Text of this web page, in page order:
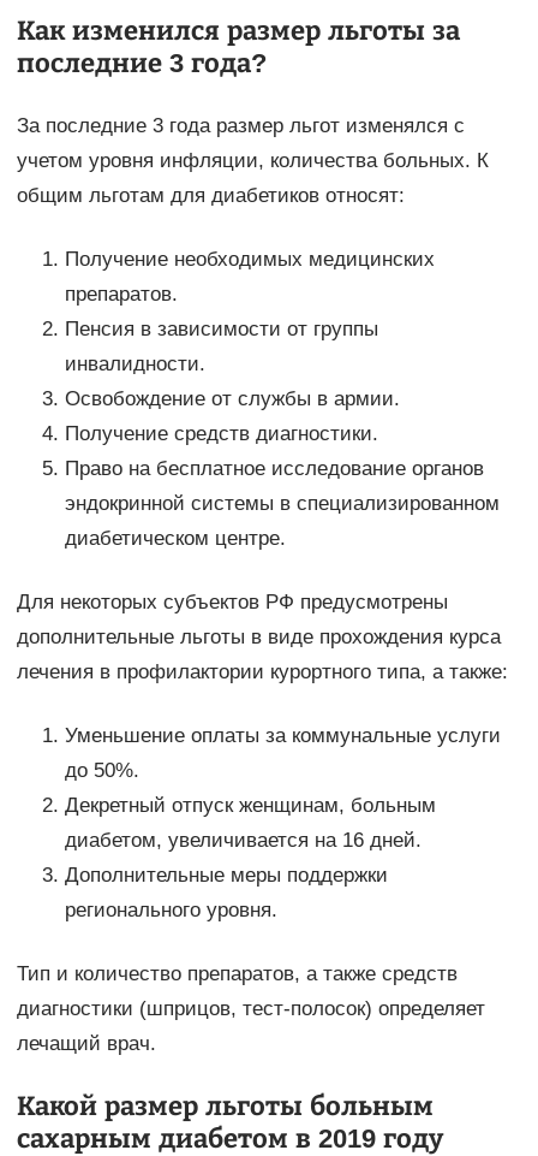
Как изменился размер льготы за
последние 3 года?
За последние 3 года размер льгот изменялся с
учетом уровня инфляции, количества больных. К
общим льготам для диабетиков относят:
Получение необходимых медицинских
препаратов.
Пенсия в зависимости от группы
инвалидности.
Освобождение от службы в армии.
Получение средств диагностики.
Право на бесплатное исследование органов
эндокринной системы в специализированном
диабетическом центре.
Для некоторых субъектов РФ предусмотрены
дополнительные льготы в виде прохождения курса
лечения в профилактории курортного типа, а также:
Уменьшение оплаты за коммунальные услуги
до 50%.
Декретный отпуск женщинам, больным
диабетом, увеличивается на 16 дней.
Дополнительные меры поддержки
регионального уровня.
Тип и количество препаратов, а также средств
диагностики (шприцов, тест-полосок) определяет
лечащий врач.
Какой размер льготы больным
сахарным диабетом в 2019 году